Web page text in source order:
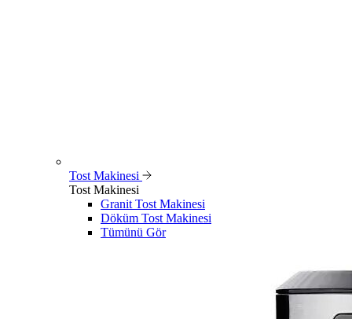
Tost Makinesi
Tost Makinesi
Granit Tost Makinesi
Döküm Tost Makinesi
Tümünü Gör